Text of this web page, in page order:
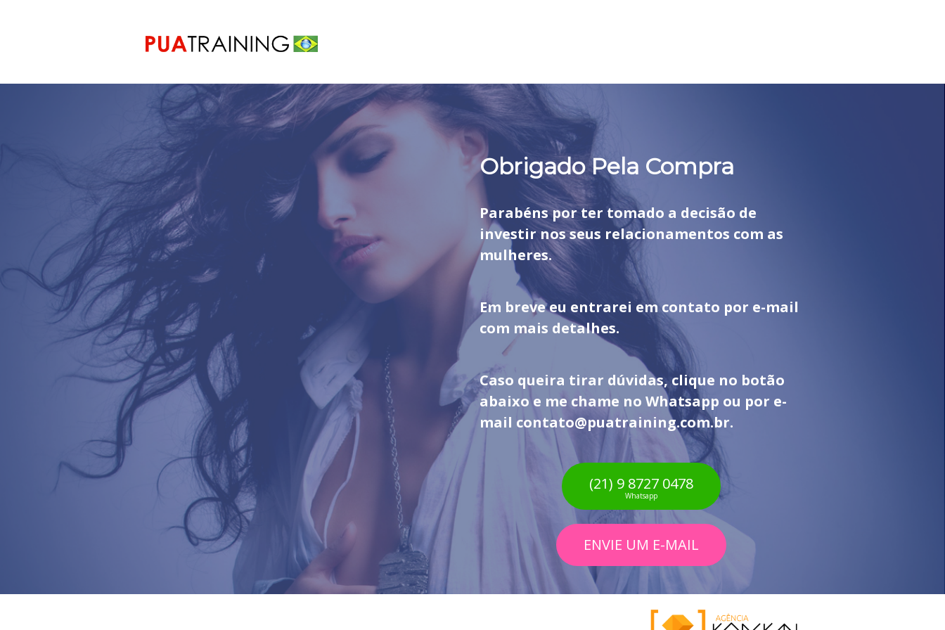
Obrigado Pela Compra
Parabéns por ter tomado a decisão de
investir nos seus relacionamentos com as
mulheres.
Em breve eu entrarei em contato por e-mail
com mais detalhes.
Caso queira tirar dúvidas, clique no botão
abaixo e me chame no Whatsapp ou por e-
mail contato@puatraining.com.br.
(21) 9 8727 0478
Whatsapp
ENVIE UM E-MAIL